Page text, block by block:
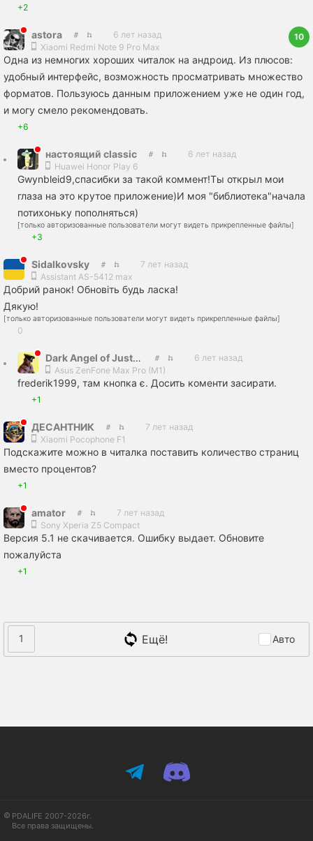
+2
astora
6 лет назад
Xiaomi Redmi Note 9 Pro Max
10
Одна из немногих хороших читалок на андроид. Из плюсов:
удобный интерфейс, возможность просматривать множество
форматов. Пользуюсь данным приложением уже не один год,
и могу смело рекомендовать.
+6
настоящий classic
6 лет назад
Huawei Honor Play 6
Gwynbleid9,спасибки за такой коммент!Ты открыл мои
глаза на это крутое приложение)И моя "библиотека"начала
потихоньку пополняться)
[только авторизованные пользователи могут видеть прикрепленные файлы]
+3
Sidalkovsky
7 лет назад
Assistant AS-5412 max
Добрий ранок! Обновіть будь ласка!
Дякую!
[только авторизованные пользователи могут видеть прикрепленные файлы]
0
Dark Angel of Justice
6 лет назад
Asus ZenFone Max Pro (M1)
frederik1999, там кнопка є. Досить коменти засирати.
+1
ДЕСАНТНИК
7 лет назад
Xiaomi Pocophone F1
Подскажите можно в читалка поставить количество страниц
вместо процентов?
+1
amator
7 лет назад
Sony Xperia Z5 Compact
Версия 5.1 не скачивается. Ошибку выдает. Обновите
пожалуйста
+1
1 Ещё! Авто
PDALIFE 2007-2026г.
Все права защищены.